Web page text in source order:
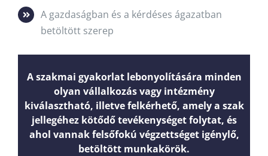
A gazdaságban és a kérdéses ágazatban
betöltött szerep
A szakmai gyakorlat lebonyolítására minden
olyan vállalkozás vagy intézmény
kiválasztható, illetve felkérhető, amely a szak
jellegéhez kötődő tevékenységet folytat, és
ahol vannak felsőfokú végzettséget igénylő,
betöltött munkakörök.